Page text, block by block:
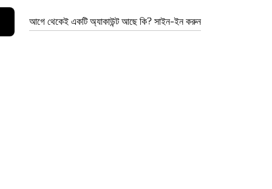
আগে থেকেই একটি অ্যাকাউন্ট আছে কি? সাইন-ইন করুন